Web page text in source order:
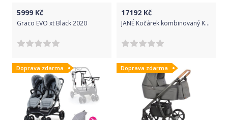
5999 Kč
Graco EVO xt Black 2020
17192 Kč
JANÉ Kočárek kombinovaný Kawai + Micro + Koos i-size R1 Dim Grey
Doprava zdarma Doprava zdarma